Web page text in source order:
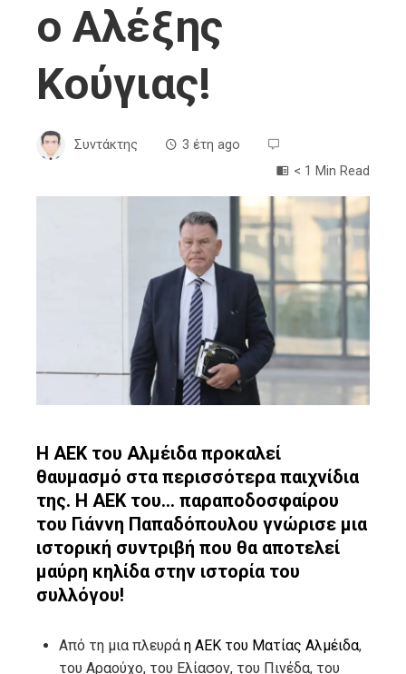
ο Αλέξης
Κούγιας!
Συντάκτης
3 έτη ago
< 1 Min Read
Η ΑΕΚ του Αλμέιδα προκαλεί
θαυμασμό στα περισσότερα παιχνίδια
της. Η ΑΕΚ του… παραποδοσφαίρου
του Γιάννη Παπαδόπουλου γνώρισε μια
ιστορική συντριβή που θα αποτελεί
μαύρη κηλίδα στην ιστορία του
συλλόγου!
Από τη μια πλευρά η ΑΕΚ του Ματίας Αλμέιδα,
του Αραούχο, του Ελίασον, του Πινέδα, του